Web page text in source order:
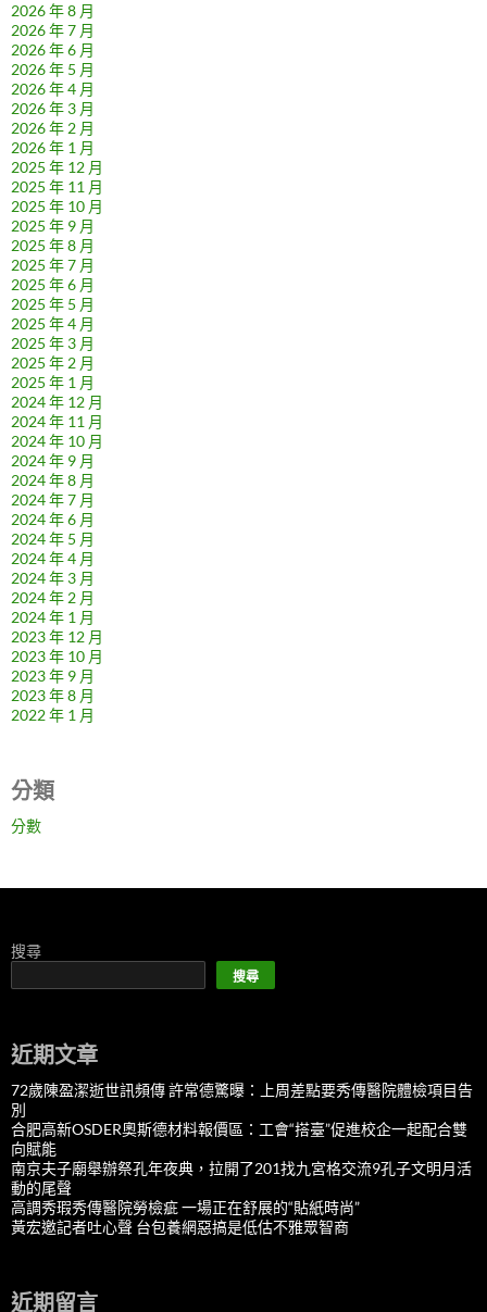
2026 年 8 月
2026 年 7 月
2026 年 6 月
2026 年 5 月
2026 年 4 月
2026 年 3 月
2026 年 2 月
2026 年 1 月
2025 年 12 月
2025 年 11 月
2025 年 10 月
2025 年 9 月
2025 年 8 月
2025 年 7 月
2025 年 6 月
2025 年 5 月
2025 年 4 月
2025 年 3 月
2025 年 2 月
2025 年 1 月
2024 年 12 月
2024 年 11 月
2024 年 10 月
2024 年 9 月
2024 年 8 月
2024 年 7 月
2024 年 6 月
2024 年 5 月
2024 年 4 月
2024 年 3 月
2024 年 2 月
2024 年 1 月
2023 年 12 月
2023 年 10 月
2023 年 9 月
2023 年 8 月
2022 年 1 月
分類
分數
搜尋
搜尋
近期文章
72歲陳盈潔逝世訊頻傳 許常德驚曝：上周差點要秀傳醫院體檢項目告
別
合肥高新OSDER奧斯德材料報價區：工會“搭臺”促進校企一起配合雙
向賦能
南京夫子廟舉辦祭孔年夜典，拉開了201找九宮格交流9孔子文明月活
動的尾聲
高調秀瑕秀傳醫院勞檢疵 一場正在舒展的“貼紙時尚”
黃宏邀記者吐心聲 台包養網惡搞是低估不雅眾智商
近期留言